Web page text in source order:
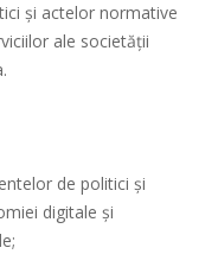
și actelor normative
ale societății
de politici şi
digitale și